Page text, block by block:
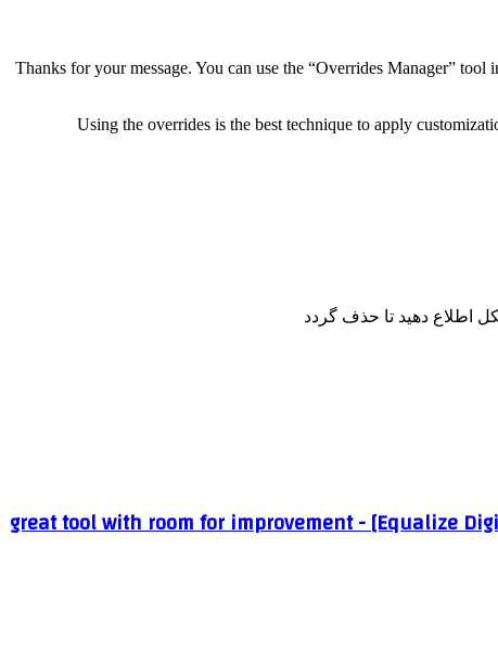
Thanks for your message. You can use the “Overrides Manager”
Using the overrides is the best technique to apply
اطلاع دهید تا حذف گردد
great tool with room for improvement - [Equalize